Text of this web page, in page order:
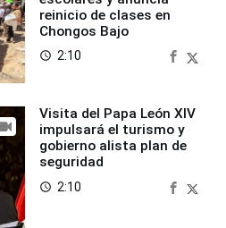
reinicio de clases en
Chongos Bajo
access_time 2:10
Visita del Papa León XIV
impulsará el turismo y
gobierno alista plan de
seguridad
access_time 2:10